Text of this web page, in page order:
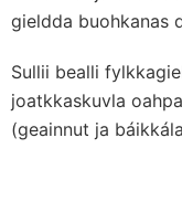
gieldda buohkanas
Sullii bealli
joatkkaskuvla
(geainnut ja